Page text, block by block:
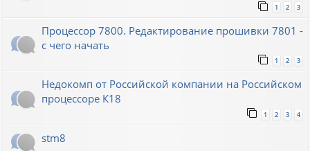
1 2 3
Процессор 7800. Редактирование прошивки 7801 -
с чего начать
1 2 3
Недокомп от Российской компании на Российском
процессоре К18
1 2 3 4
stm8